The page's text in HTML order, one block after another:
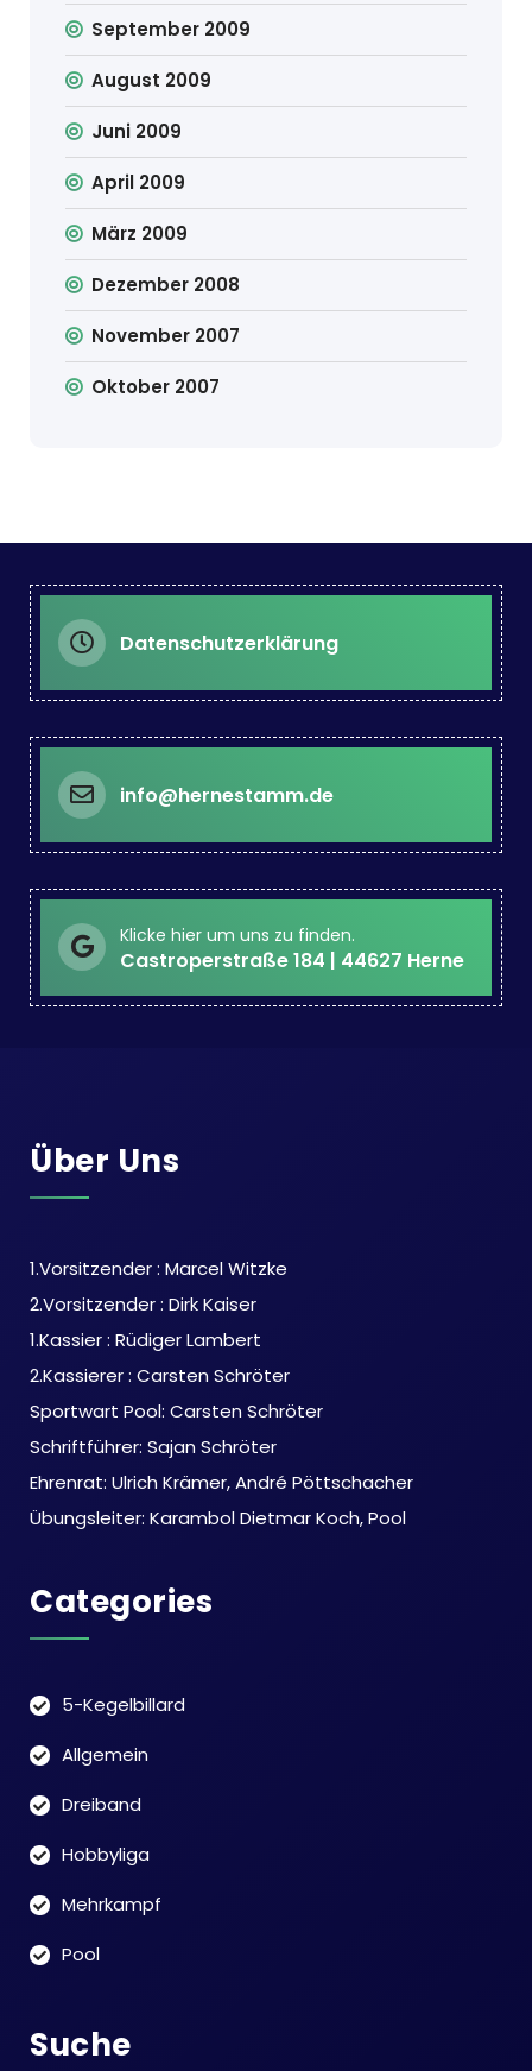
September 2009
August 2009
Juni 2009
April 2009
März 2009
Dezember 2008
November 2007
Oktober 2007
Datenschutzerklärung
info@hernestamm.de
Klicke hier um uns zu finden.
Castroperstraße 184 | 44627 Herne
Über Uns
1.Vorsitzender : Marcel Witzke
2.Vorsitzender : Dirk Kaiser
1.Kassier : Rüdiger Lambert
2.Kassierer : Carsten Schröter
Sportwart Pool: Carsten Schröter
Schriftführer: Sajan Schröter
Ehrenrat: Ulrich Krämer, André Pöttschacher
Übungsleiter: Karambol Dietmar Koch, Pool
Categories
5-Kegelbillard
Allgemein
Dreiband
Hobbyliga
Mehrkampf
Pool
Suche